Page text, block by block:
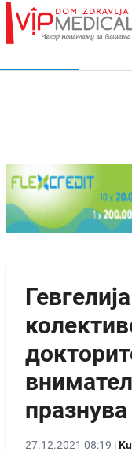
празнува
27.12.2021 08:19 |